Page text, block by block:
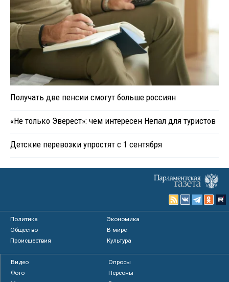
Получать две пенсии смогут больше россиян
«Не только Эверест»: чем интересен Непал для туристов
Детские перевозки упростят с 1 сентября
Политика
Экономика
Общество
В мире
Происшествия
Культура
Видео
Опросы
Фото
Персоны